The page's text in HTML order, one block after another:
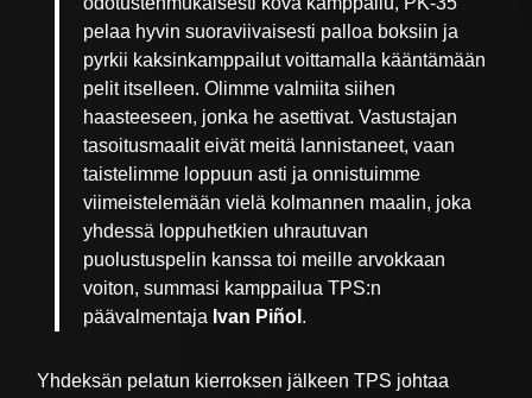
pelaa hyvin suoraviivaisesti palloa boksiin ja
pyrkii kaksinkamppailut voittamalla kääntämään
pelit itselleen. Olimme valmiita siihen
haasteeseen, jonka he asettivat. Vastustajan
tasoitusmaalit eivät meitä lannistaneet, vaan
taistelimme loppuun asti ja onnistuimme
viimeistelemään vielä kolmannen maalin, joka
yhdessä loppuhetkien uhrautuvan
puolustuspelin kanssa toi meille arvokkaan
voiton, summasi kamppailua TPS:n
päävalmentaja Ivan Piñol .
Yhdeksän pelatun kierroksen jälkeen TPS johtaa